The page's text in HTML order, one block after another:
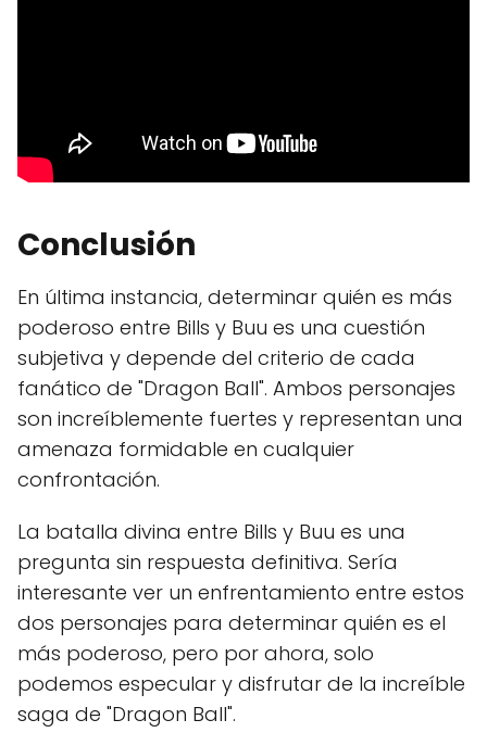
Conclusión
En última instancia, determinar quién es más
poderoso entre Bills y Buu es una cuestión
subjetiva y depende del criterio de cada
fanático de "Dragon Ball". Ambos personajes
son increíblemente fuertes y representan una
amenaza formidable en cualquier
confrontación.
La batalla divina entre Bills y Buu es una
pregunta sin respuesta definitiva. Sería
interesante ver un enfrentamiento entre estos
dos personajes para determinar quién es el
más poderoso, pero por ahora, solo
podemos especular y disfrutar de la increíble
saga de "Dragon Ball".